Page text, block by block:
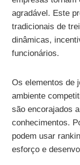
agradável. Este
tradicionais de
dinâmicas,
funcionários.
Os elementos de
ambiente
são encorajados
conhecimentos.
podem usar
esforço e